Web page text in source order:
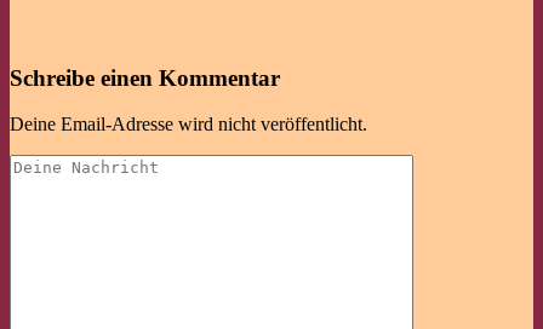
Schreibe einen Kommentar
Deine Email-Adresse wird nicht veröffentlicht.